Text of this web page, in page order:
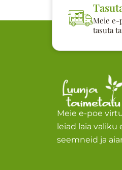
Meie e-
tasuta
Meie e-poe
leiad laia valiku
seemneid ja